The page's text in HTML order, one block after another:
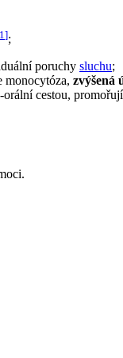
1 ];
poruchy sluchu;
monocytóza, zvýšená
cestou,